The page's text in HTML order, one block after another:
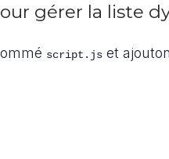
gérer la liste
script.js et